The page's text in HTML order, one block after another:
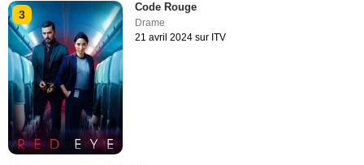
3
Code Rouge
Drame
21 avril 2024 sur ITV